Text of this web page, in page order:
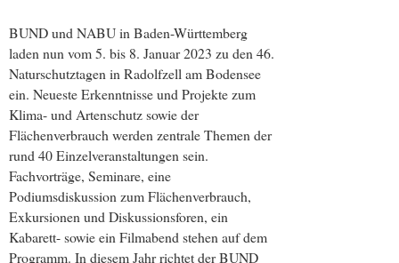
BUND und NABU in Baden-Württemberg
laden nun vom 5. bis 8. Januar 2023 zu den 46.
Naturschutztagen in Radolfzell am Bodensee
ein. Neueste Erkenntnisse und Projekte zum
Klima- und Artenschutz sowie der
Flächenverbrauch werden zentrale Themen der
rund 40 Einzelveranstaltungen sein.
Fachvorträge, Seminare, eine
Podiumsdiskussion zum Flächenverbrauch,
Exkursionen und Diskussionsforen, ein
Kabarett- sowie ein Filmabend stehen auf dem
Programm. In diesem Jahr richtet der BUND